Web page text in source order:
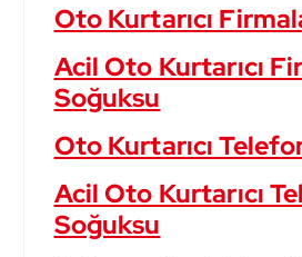
Oto Kurtarıcı
Acil Oto Kurtarıcı
Soğuksu
Oto Kurtarıcı
Acil Oto Kurtarıcı
Soğuksu